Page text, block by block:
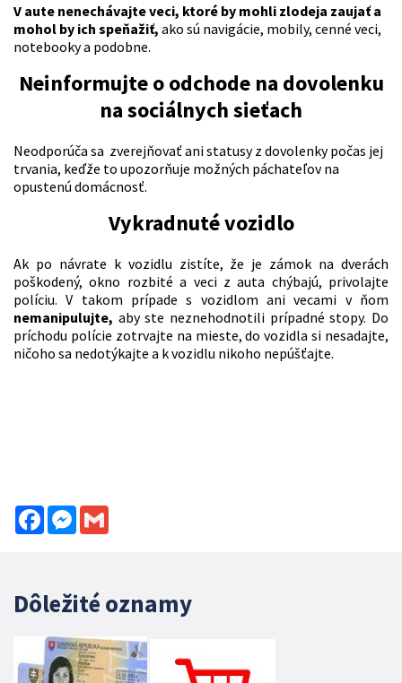
V aute nenechávajte veci, ktoré by mohli zlodeja zaujať a
mohol by ich speňažiť, ako sú navigácie, mobily, cenné veci,
notebooky a podobne.
Neinformujte o odchode na dovolenku
na sociálnych sieťach
Neodporúča sa zverejňovať ani statusy z dovolenky počas jej
trvania, keďže to upozorňuje možných páchateľov na
opustenú domácnosť.
Vykradnuté vozidlo
Ak po návrate k vozidlu zistíte, že je zámok na dverách
poškodený, okno rozbité a veci z auta chýbajú, privolajte
políciu. V takom prípade s vozidlom ani vecami v ňom
nemanipulujte, aby ste neznehodnotili prípadné stopy. Do
príchodu polície zotrvajte na mieste, do vozidla si nesadajte,
ničoho sa nedotýkajte a k vozidlu nikoho nepúšťajte.
FacebookMessenger
Dôležité oznamy